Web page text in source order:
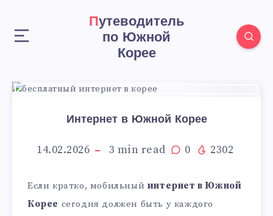
Путеводитель
по Южной
Корее
Интернет в Южной Корее
14.02.2026 3 min read 0 2302
Если кратко, мобильный интернет в Южной
Корее сегодня должен быть у каждого